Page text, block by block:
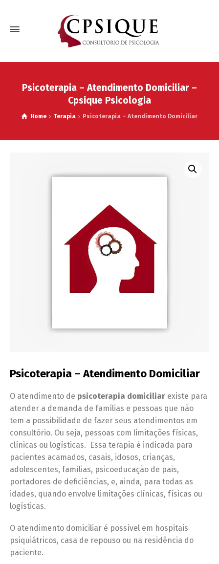
Psicoterapia – Atendimento Domiciliar –
Cpsique Psicologia
Home Terapia Psicoterapia – Atendimento Domiciliar
Psicoterapia – Atendimento Domiciliar
O atendimento de psicoterapia domiciliar existe para
atender a demanda de famílias e pessoas que não
tem a possibilidade de fazer seus atendimentos em
consultório. Ou seja, pessoas com limitações físicas,
clínicas ou logísticas. Essa terapia é indicada para
pacientes acamados, casais, idosos, crianças,
adolescentes, famílias, psicoeducação de pais,
portadores de deficiências, e, ainda, para todas as
idades, quando envolve limitações clínicas, físicas ou
logísticas.
O atendimento domiciliar é possível em hospitais
psiquiátricos, casa de repouso ou na residência do
paciente.